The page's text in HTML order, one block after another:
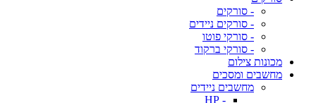
- סורקים
- סורקים ניידים
- סורקי פוטו
- סורקי ברקוד
מכונות צילום
מחשבים ומסכים
מחשבים ניידים
- HP